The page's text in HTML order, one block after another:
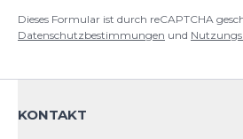
Dieses Formular ist durch reCAPTCHA
Datenschutzbestimmungen und
KONTAKT